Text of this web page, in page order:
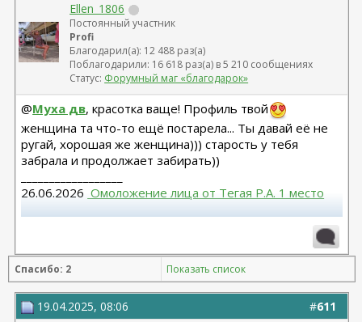
Ellen_1806
Постоянный участник
Profi
Благодарил(а): 12 488 раз(а)
Поблагодарили: 16 618 раз(а) в 5 210 сообщениях
Статус: Форумный маг «благодарок»
@Муха дв, красотка ваще! Профиль твой
женщина та что-то ещё постарела... Ты давай её не
ругай, хорошая же женщина))) старость у тебя
забрала и продолжает забирать))
26.06.2026 Омоложение лица от Тегая Р.А. 1 место
surgeon.ru/showthread.php?t=27316
Круговая блефаропластика, 24.02.2023 г., Малышева
Н.А.- Не рекомендую.
Спасибо: 2 Показать список
#611
19.04.2025, 08:06